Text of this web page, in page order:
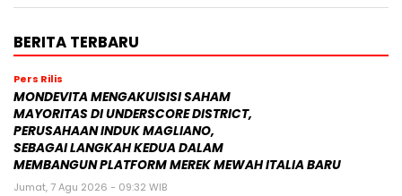
BERITA TERBARU
Pers Rilis
MONDEVITA MENGAKUISISI SAHAM
MAYORITAS DI UNDERSCORE DISTRICT,
PERUSAHAAN INDUK MAGLIANO,
SEBAGAI LANGKAH KEDUA DALAM
MEMBANGUN PLATFORM MEREK MEWAH ITALIA BARU
Jumat, 7 Agu 2026 - 09:32 WIB